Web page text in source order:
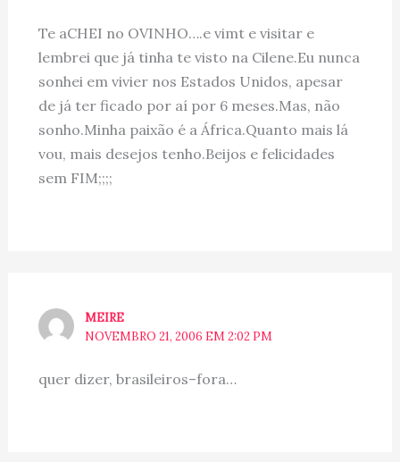
Te aCHEI no OVINHO….e vimt e visitar e
lembrei que já tinha te visto na Cilene.Eu nunca
sonhei em vivier nos Estados Unidos, apesar
de já ter ficado por aí por 6 meses.Mas, não
sonho.Minha paixão é a África.Quanto mais lá
vou, mais desejos tenho.Beijos e felicidades
sem FIM;;;;
MEIRE
NOVEMBRO 21, 2006 EM 2:02 PM
quer dizer, brasileiros–fora…